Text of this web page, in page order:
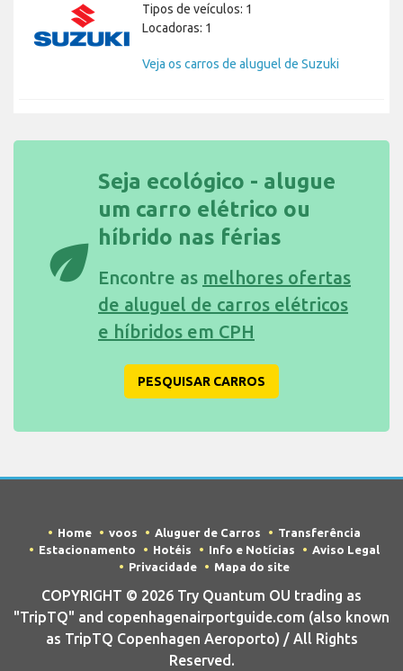
Tipos de veículos: 1
Locadoras: 1
Veja os carros de aluguel de Suzuki
eco
Seja ecológico - alugue
um carro elétrico ou
híbrido nas férias
Encontre as melhores ofertas
de aluguel de carros elétricos
e híbridos em CPH
PESQUISAR CARROS
Home voos Aluguer de Carros
Transferência
Estacionamento
Hotéis Info e Notícias
Aviso Legal
Privacidade
Mapa do site
COPYRIGHT © 2026 Try Quantum OU trading as
"TripTQ" and copenhagenairportguide.com (also known
as TripTQ Copenhagen Aeroporto) / All Rights
Reserved.